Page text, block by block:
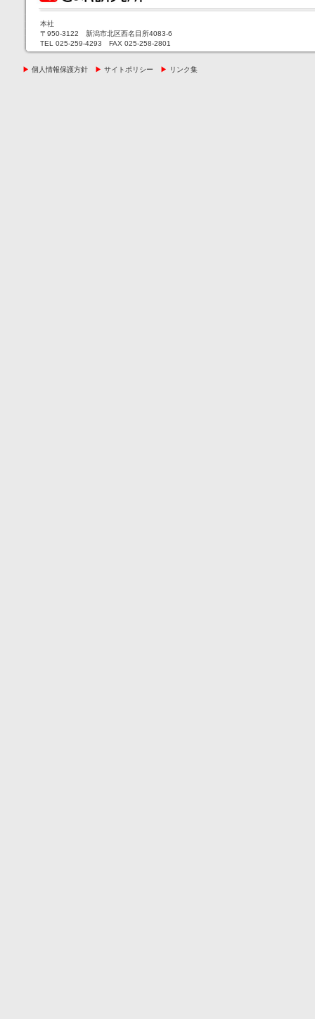
本社
〒950-3122 新潟市北区西名目所4083-6
TEL 025-259-4293 FAX 025-258-2801
▶ 個人情報保護方針 ▶ サイトポリシー ▶ リンク集